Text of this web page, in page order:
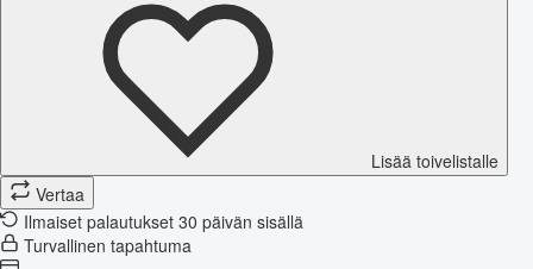
Lisää toivelistalle
Vertaa
Ilmaiset palautukset 30 päivän sisällä
Turvallinen tapahtuma